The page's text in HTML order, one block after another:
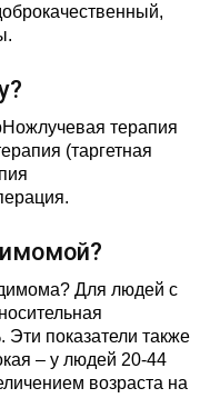
терапия
(таргетная
Для людей с
Эти показатели также
– у людей 20-44
возраста на